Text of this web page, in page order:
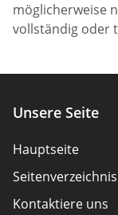
möglicherweise
vollständig oder
Unsere Seite
Hauptseite
Seitenverzeichnis
Kontaktiere uns